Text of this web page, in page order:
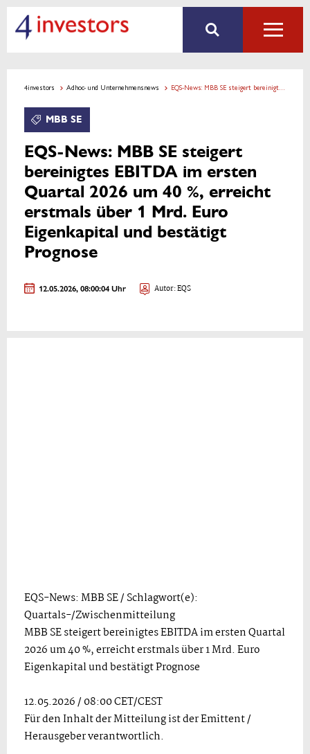
4investors Adhoc- und Unternehmensnews EQS-News: MBB SE steigert bereinigtes EBITDA im ersten Quartal 2026 um 40 %, erreicht erstmals über 1 Mrd. Euro Eigenkapital und bestätigt Prognose
MBB SE
EQS-News: MBB SE steigert
bereinigtes EBITDA im ersten
Quartal 2026 um 40 %, erreicht
erstmals über 1 Mrd. Euro
Eigenkapital und bestätigt
Prognose
12.05.2026, 08:00:04 Uhr Autor: EQS
EQS-News: MBB SE / Schlagwort(e):
Quartals-/Zwischenmitteilung
MBB SE steigert bereinigtes EBITDA im ersten Quartal
2026 um 40 %, erreicht erstmals über 1 Mrd. Euro
Eigenkapital und bestätigt Prognose
12.05.2026 / 08:00 CET/CEST
Für den Inhalt der Mitteilung ist der Emittent /
Herausgeber verantwortlich.